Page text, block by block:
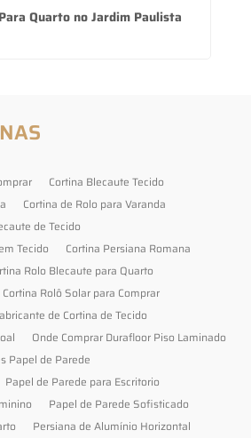
Quarto no Jardim Paulista
Cortina Blecaute Tecido
Cortina de Rolo para Varanda
de Tecido
Tecido
Cortina Persiana Romana
Rolo Blecaute para Quarto
Cortina Rolô Solar para Comprar
de Cortina de Tecido
Onde Comprar Durafloor Piso Laminado
Papel de Parede
Papel de Parede para Escritorio
Papel de Parede Sofisticado
Persiana de Alumínio Horizontal